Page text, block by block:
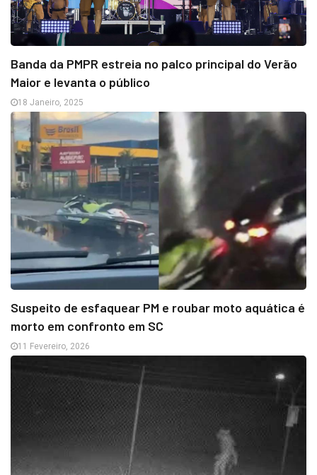
Banda da PMPR estreia no palco principal do Verão
Maior e levanta o público
18 Janeiro, 2025
Suspeito de esfaquear PM e roubar moto aquática é
morto em confronto em SC
11 Fevereiro, 2026